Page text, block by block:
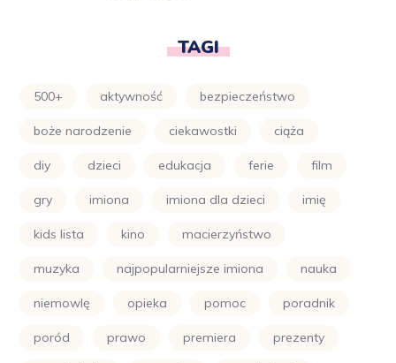
TAGI
500+ aktywność bezpieczeństwo
boże narodzenie ciekawostki ciąża
diy dzieci edukacja ferie film
gry imiona imiona dla dzieci imię
kids lista kino macierzyństwo
muzyka najpopularniejsze imiona nauka
niemowlę opieka pomoc poradnik
poród prawo premiera prezenty